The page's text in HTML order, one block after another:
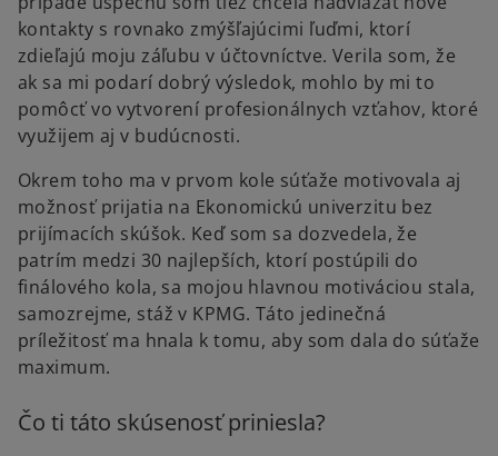
kontakty s rovnako zmýšľajúcimi ľuďmi, ktorí
zdieľajú moju záľubu v účtovníctve. Verila som, že
ak sa mi podarí dobrý výsledok, mohlo by mi to
pomôcť vo vytvorení profesionálnych vzťahov, ktoré
využijem aj v budúcnosti.
Okrem toho ma v prvom kole súťaže motivovala aj
možnosť prijatia na Ekonomickú univerzitu bez
prijímacích skúšok. Keď som sa dozvedela, že
patrím medzi 30 najlepších, ktorí postúpili do
finálového kola, sa mojou hlavnou motiváciou stala,
samozrejme, stáž v KPMG. Táto jedinečná
príležitosť ma hnala k tomu, aby som dala do súťaže
maximum.
Čo ti táto skúsenosť priniesla?